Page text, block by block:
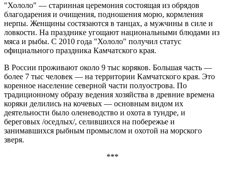
"Хололо" — старинная церемония состоящая из обрядов
благодарения и очищения, подношения морю, кормления
нерпы. Женщины состязаются в танцах, а мужчины в силе и
ловкости. На празднике угощают национальными блюдами из
мяса и рыбы. С 2010 года "Хололо" получил статус
официального праздника Камчатского края.
В России проживают около 9 тыс коряков. Большая часть —
более 7 тыс человек — на территории Камчатского края. Это
коренное население северной части полуострова. По
традиционному образу ведения хозяйства в древние времена
коряки делились на кочевых — основным видом их
деятельности было оленеводство и охота в тундре, и
береговых /оседлых/, селившихся на побережье и
занимавшихся рыбным промыслом и охотой на морского
зверя.
***